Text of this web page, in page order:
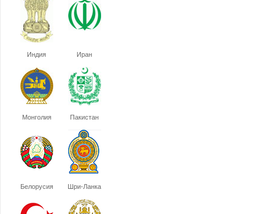
Индия Иран
Монголия Пакистан
Белорусия Шри-Ланка